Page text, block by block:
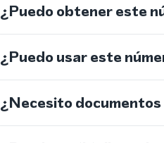
¿Puedo obtener este
¿Puedo usar este
¿Necesito